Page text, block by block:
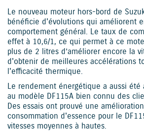
Le nouveau moteur hors-bord de
bénéficie d'évolutions qui améliorent
comportement général. Le taux de
effet à 10,6/1, ce qui permet à ce
plus de 2 litres d’améliorer encore la
d'obtenir de meilleures accélérations
l'efficacité thermique.
Le rendement énergétique a aussi été
au modèle DF115A bien connu des
Des essais ont prouvé une
consommation d'essence pour le
vitesses moyennes à hautes.